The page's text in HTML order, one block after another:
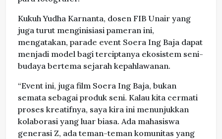
Kukuh Yudha Karnanta, dosen FIB Unair yang
juga turut menginisiasi pameran ini,
mengatakan, parade event Soera Ing Baja dapat
menjadi model bagi terciptanya ekosistem seni-
budaya bertema sejarah kepahlawanan.
“Event ini, juga film Soera Ing Baja, bukan
semata sebagai produk seni. Kalau kita cermati
proses kreatifnya, saya kira ini menunjukkan
kolaborasi yang luar biasa. Ada mahasiswa
generasi Z, ada teman-teman komunitas yang